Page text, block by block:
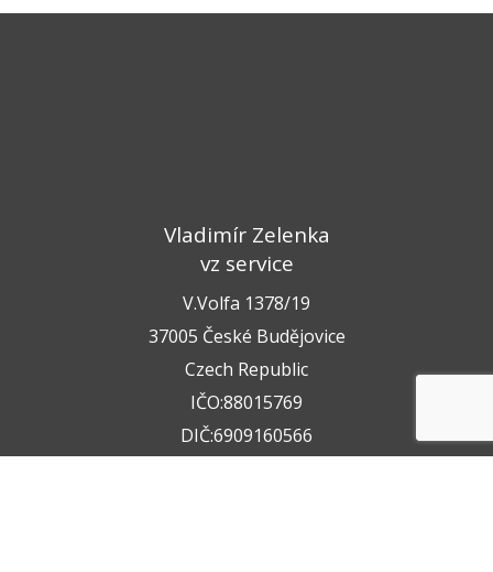
Vladimír Zelenka
vz service
V.Volfa 1378/19
37005 České Budějovice
Czech Republic
IČO:88015769
DIČ:6909160566